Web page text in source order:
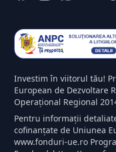
Investim în viitorul tău!
European de Dezvoltare
Operațional Regional
Pentru informații
cofinanțate de Uniunea
www.fonduri-ue.ro